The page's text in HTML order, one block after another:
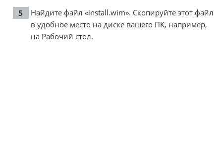
Найдите файл «install.wim». Скопируйте этот файл
в удобное место на диске вашего ПК, например,
на Рабочий стол.